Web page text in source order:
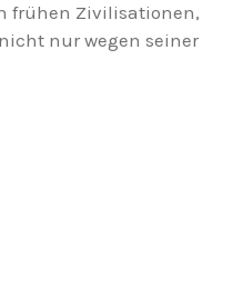
frühen Zivilisationen,
nur wegen seiner